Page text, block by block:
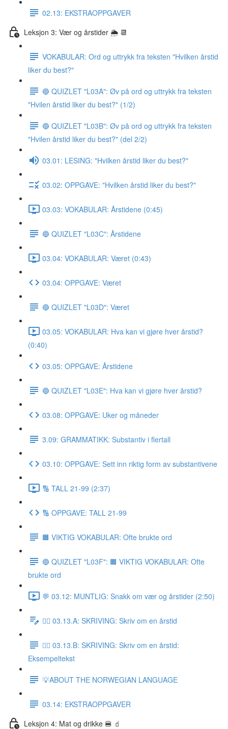
02.13: EKSTRAOPPGAVER
Leksjon 3: Vær og årstider 🌦 📆
VOKABULAR: Ord og uttrykk fra teksten "Hvilken årstid
liker du best?"
🔵 QUIZLET "L03A": Øv på ord og uttrykk fra teksten
"Hvilen årstid liker du best?" (1/2)
🔵 QUIZLET "L03B": Øv på ord og uttrykk fra teksten
"Hvilen årstid liker du best?" (del 2/2)
03.01: LESING: "Hvilken årstid liker du best?"
03.02: OPPGAVE: "Hvilken årstid liker du best?"
03.03: VOKABULAR: Årstidene (0:45)
🔵 QUIZLET "L03C": Årstidene
03.04: VOKABULAR: Været (0:43)
03.04: OPPGAVE: Været
🔵 QUIZLET "L03D": Været
03.05: VOKABULAR: Hva kan vi gjøre hver årstid?
(0:40)
03.05: OPPGAVE: Årstidene
🔵 QUIZLET "L03E": Hva kan vi gjøre hver årstid?
03.08: OPPGAVE: Uker og måneder
3.09: GRAMMATIKK: Substantiv i flertall
03.10: OPPGAVE: Sett inn riktig form av substantivene
🔢 TALL 21-99 (2:37)
🔢 OPPGAVE: TALL 21-99
🟧 VIKTIG VOKABULAR: Ofte brukte ord
🔵 QUIZLET "L03F": 🟧 VIKTIG VOKABULAR: Ofte
brukte ord
💬 03.12: MUNTLIG: Snakk om vær og årstider (2:50)
✍🏼 03.13.A: SKRIVING: Skriv om en årstid
✍🏼 03.13.B: SKRIVING: Skriv om en årstid:
Eksempeltekst
💡ABOUT THE NORWEGIAN LANGUAGE
03.14: EKSTRAOPPGAVER
Leksjon 4: Mat og drikke 🍔 🧃